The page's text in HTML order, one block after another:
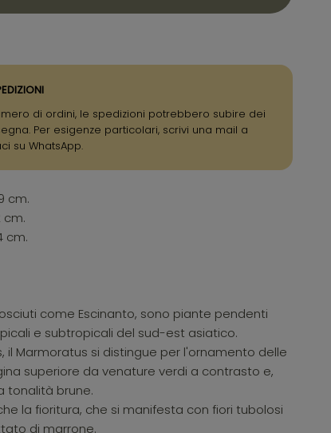
di ordini, le spedizioni potrebbero subire dei
Per esigenze particolari, scrivi una mail a
su WhatsApp.
cm.
cm.
cm.
come Escinanto, sono piante pendenti
e subtropicali del sud-est asiatico.
il Marmoratus si distingue per l'ornamento delle
superiore da venature verdi a contrasto e,
tonalità brune.
la fioritura, che si manifesta con fiori tubolosi
di marrone.